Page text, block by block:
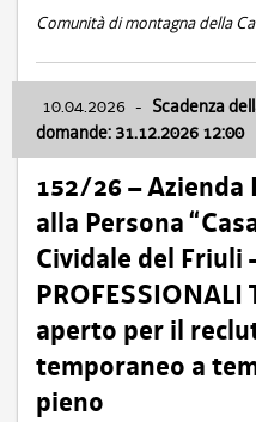
Comunità di montagna della
10.04.2026 - Scadenza
domande: 31.12.2026 12:00
152/26 – Azienda
alla Persona
Cividale del Friuli
PROFESSIONALI
aperto per il
temporaneo a
pieno